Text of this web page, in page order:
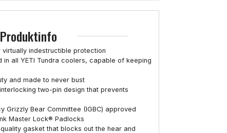
Produktinfo
virtually indestructible protection
in all YETI Tundra coolers, capable of keeping
and made to never bust
two-pin design that prevents
Grizzly Bear Committee (IGBC) approved
Master Lock® Padlocks
gasket that blocks out the hear and